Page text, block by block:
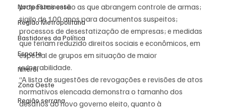
Norte Fluminense
Região Metropolitana
Bastidores da Política
Esporte
Niterói
Zona Oeste
Região serrana
propostas estão as que abrangem controle de armas;
sigilo de 100 anos para documentos suspeitos;
processos de desestatização de empresas; e medidas
que teriam reduzido direitos sociais e econômicos, em
especial de grupos em situação de maior
vulnerabilidade.
“A lista de sugestões de revogações e revisões de atos
normativos elencada demonstra o tamanho dos
desafios do novo governo eleito, quanto à